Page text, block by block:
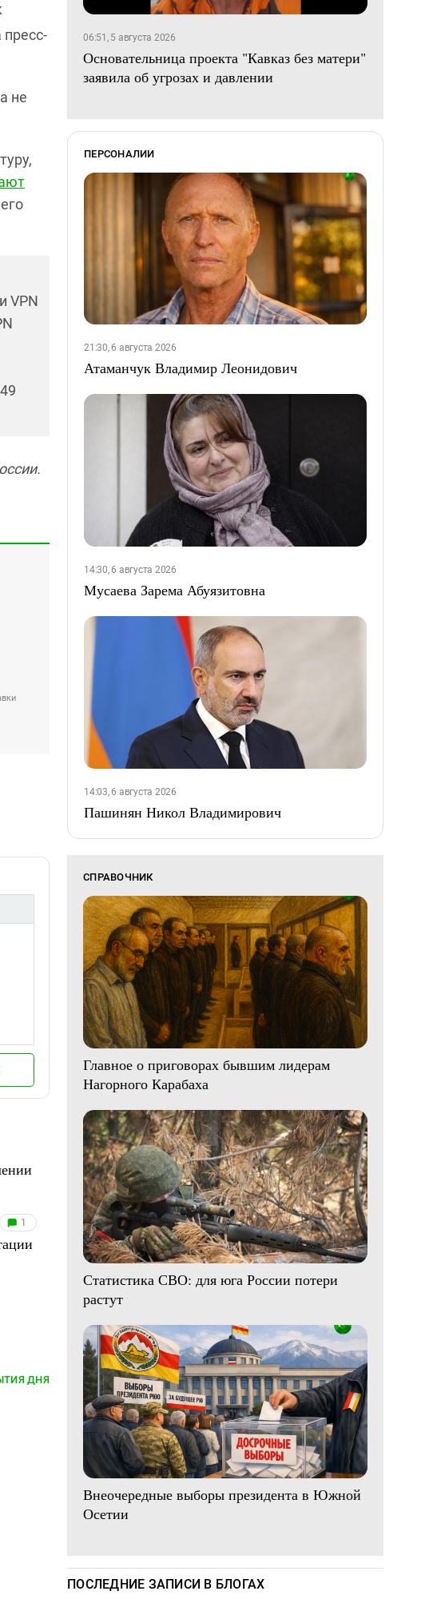
пресс-
не
VPN
1
ДНЯ
06:51, 5 августа 2026
Основательница проекта "Кавказ без матери"
заявила об угрозах и давлении
ПЕРСОНАЛИИ
21:30, 6 августа 2026
Атаманчук Владимир Леонидович
14:30, 6 августа 2026
Мусаева Зарема Абуязитовна
14:03, 6 августа 2026
Пашинян Никол Владимирович
СПРАВОЧНИК
Главное о приговорах бывшим лидерам
Нагорного Карабаха
Статистика СВО: для юга России потери
растут
Внеочередные выборы президента в Южной
Осетии
ПОСЛЕДНИЕ ЗАПИСИ В БЛОГАХ